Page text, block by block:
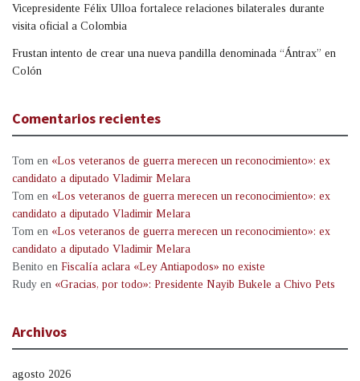
Vicepresidente Félix Ulloa fortalece relaciones bilaterales durante
visita oficial a Colombia
Frustan intento de crear una nueva pandilla denominada “Ántrax” en
Colón
Comentarios recientes
Tom en «Los veteranos de guerra merecen un reconocimiento»: ex
candidato a diputado Vladimir Melara
Tom en «Los veteranos de guerra merecen un reconocimiento»: ex
candidato a diputado Vladimir Melara
Tom en «Los veteranos de guerra merecen un reconocimiento»: ex
candidato a diputado Vladimir Melara
Benito en Fiscalía aclara «Ley Antiapodos» no existe
Rudy en «Gracias, por todo»: Presidente Nayib Bukele a Chivo Pets
Archivos
agosto 2026